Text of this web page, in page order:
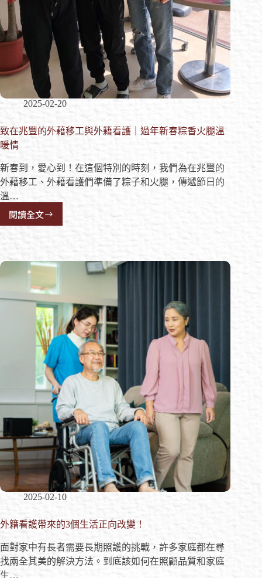
2025-02-20
致在兆豐的外藉移工與外籍看護｜過年新春粽香火腿溫
暖情
新春到，愛心到！在這個特別的時刻，我們為在兆豐的
外藉移工、外藉看護們準備了粽子和火腿，傳遞節日的
溫…
閱讀全文
2025-02-10
外籍看護帶來的3個生活正向改變！
面對家中有長者需要長期照護的挑戰，許多家庭都在尋
找兩全其美的解決方法。到底該如何在照顧品質和家庭
生…